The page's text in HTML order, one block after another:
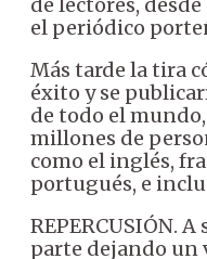
el periódico
Más tarde la tira
éxito y se
de todo el
millones de
como el inglés,
portugués, e
REPERCUSIÓN.
parte dejando un